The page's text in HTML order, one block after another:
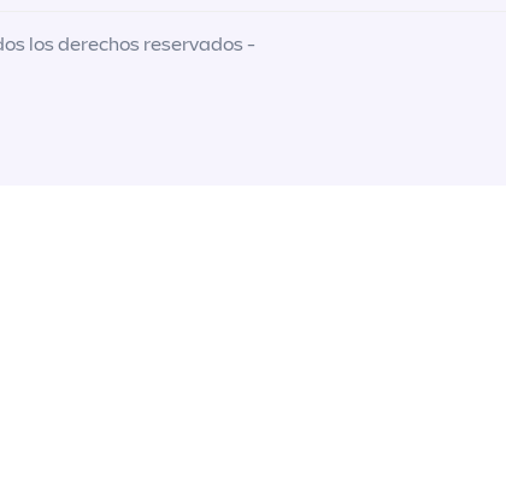
los derechos reservados -